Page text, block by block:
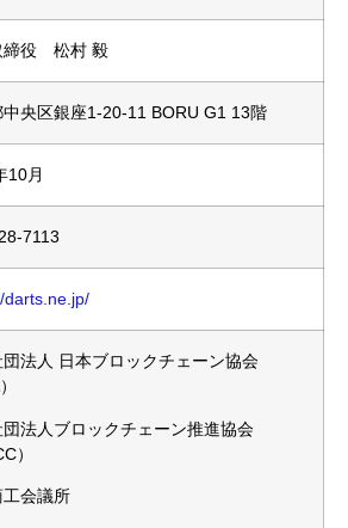
締役 松村 毅
中央区銀座1-20-11 BORU G1 13階
10月
7113
darts.ne.jp/
法人 日本ブロックチェーン協会
法人ブロックチェーン推進協会
）
会議所